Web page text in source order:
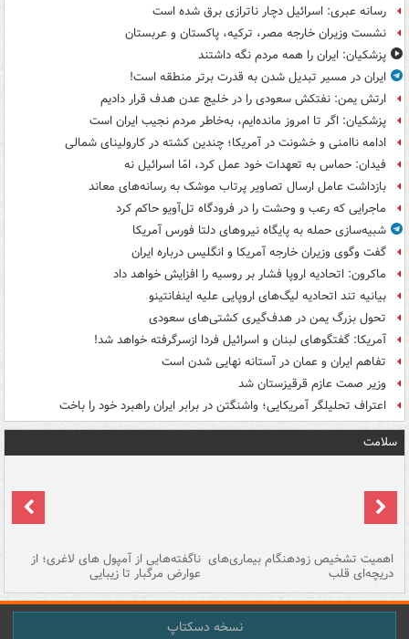
رسانه عبری: اسرائیل دچار ناترازی برق شده است
نشست وزیران خارجه مصر، ترکیه، پاکستان و عربستان
پزشکیان: ایران را همه مردم نگه داشتند
ایران در مسیر تبدیل شدن به قدرت برتر منطقه است!
ارتش یمن: نفتکش سعودی را در خلیج عدن هدف قرار دادیم
پزشکیان: اگر تا امروز مانده‌ایم، به‌خاطر مردم نجیب ایران است
ادامه ناامنی و خشونت در آمریکا؛ چندین کشته در کارولینای شمالی
فیدان: حماس به تعهدات خود عمل کرد، امّا اسرائیل نه
بازداشت عامل ارسال تصاویر پرتاب موشک به رسانه‌های معاند
ماجرایی که رعب و وحشت را در فرودگاه تل‌آویو حاکم کرد
شبیه‌سازی حمله به پایگاه نیروهای دلتا فورس آمریکا
گفت وگوی وزیران خارجه آمریکا و انگلیس درباره ایران
ماکرون: اتحادیه اروپا فشار بر روسیه را افزایش خواهد داد
بیانیه تند اتحادیه لیگ‌های اروپایی علیه اینفانتینو
تحول بزرگ یمن در هدف‌گیری کشتی‌های سعودی
آمریکا: گفتگوهای لبنان و اسرائیل فردا ازسرگرفته خواهد شد!
تفاهم ایران و عمان در آستانه نهایی شدن است
وزیر صمت عازم قرقیزستان شد
اعتراف تحلیلگر آمریکایی؛ واشنگتن در برابر ایران راهبرد خود را باخت
سلامت
اهمیت تشخیص زودهنگام بیماری‌های
دریچه‌ای قلب
ناگفته‌هایی از آمپول های لاغری؛ از
عوارض مرگبار تا زیبایی
نسخه دسکتاپ